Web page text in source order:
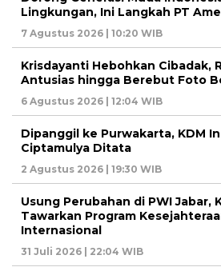
Lingkungan, Ini Langkah PT
7 Agustus 2026 | 10:20 WIB
Krisdayanti Hebohkan Cibadak,
Antusias hingga Berebut Foto
6 Agustus 2026 | 12:04 WIB
Dipanggil ke Purwakarta, KDM
Ciptamulya Ditata
2 Agustus 2026 | 19:30 WIB
Usung Perubahan di PWI Jabar,
Tawarkan Program
Internasional
31 Juli 2026 | 22:04 WIB